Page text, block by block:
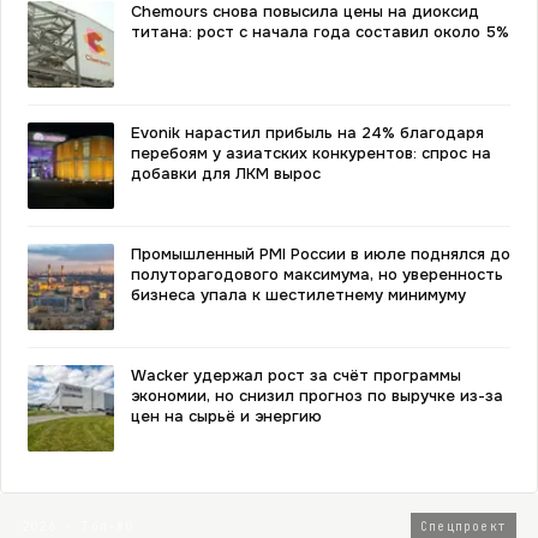
Chemours снова повысила цены на диоксид
титана: рост с начала года составил около 5%
Evonik нарастил прибыль на 24% благодаря
перебоям у азиатских конкурентов: спрос на
добавки для ЛКМ вырос
Промышленный PMI России в июле поднялся до
полуторагодового максимума, но уверенность
бизнеса упала к шестилетнему минимуму
Wacker удержал рост за счёт программы
экономии, но снизил прогноз по выручке из-за
цен на сырьё и энергию
Спецпроект